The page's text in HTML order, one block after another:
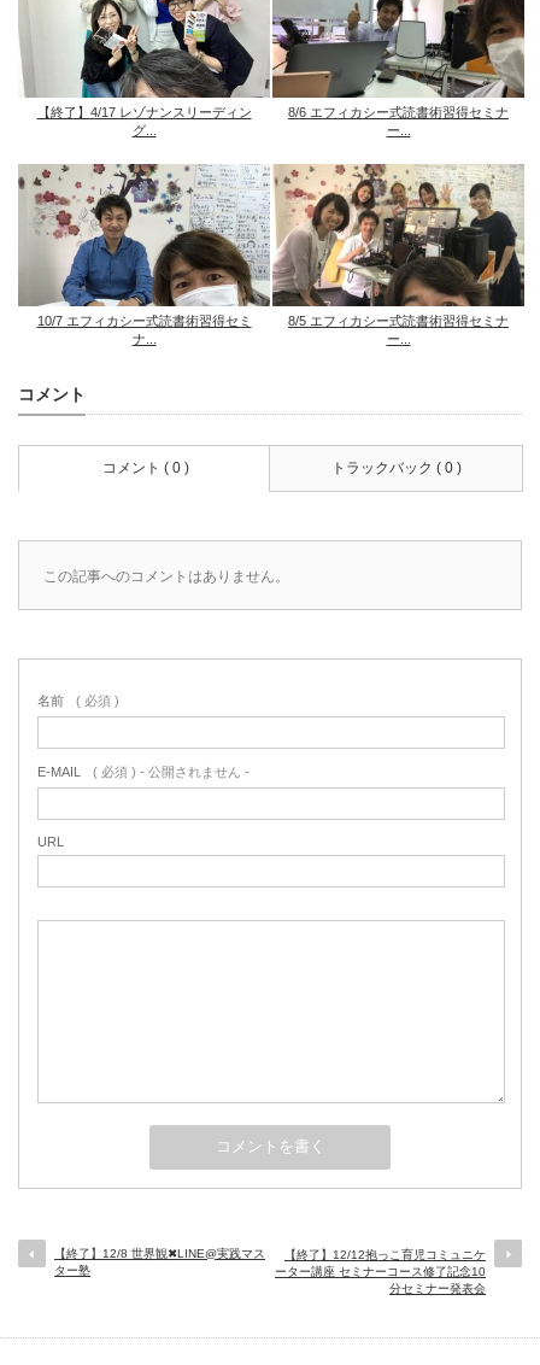
【終了】4/17 レゾナンスリーディン
グ...
8/6 エフィカシー式読書術習得セミナ
ー...
10/7 エフィカシー式読書術習得セミ
ナ...
8/5 エフィカシー式読書術習得セミナ
ー...
コメント
コメント ( 0 ) トラックバック ( 0 )
この記事へのコメントはありません。
名前 ( 必須 )
E-MAIL ( 必須 ) - 公開されません -
URL
【終了】12/8 世界観✖︎LINE@実践マス
ター塾
【終了】12/12抱っこ育児コミュニケ
ーター講座 セミナーコース修了記念10
分セミナー発表会